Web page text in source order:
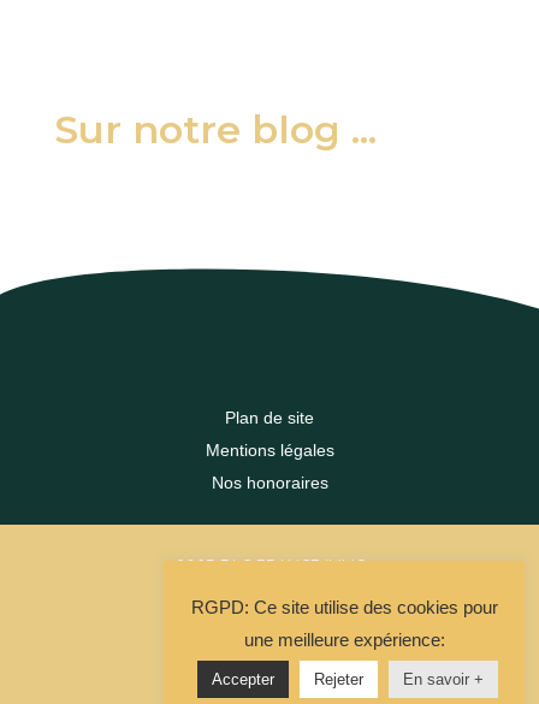
Sur notre blog ...
Plan de site
Mentions légales
Nos honoraires
2023 DLC FRANCE IMMO
La Solution Immo
RGPD: Ce site utilise des cookies pour
une meilleure expérience:
Accepter Rejeter En savoir +